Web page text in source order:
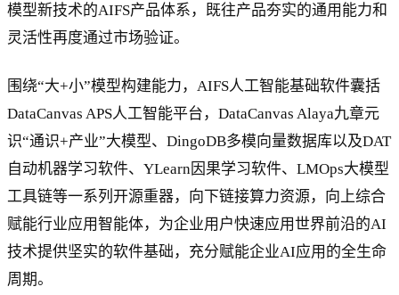
模型新技术的AIFS产品体系，既往产品夯实的通用能力和
灵活性再度通过市场验证。
围绕“大+小”模型构建能力，AIFS人工智能基础软件囊括
DataCanvas APS人工智能平台，DataCanvas Alaya九章元
识“通识+产业”大模型、DingoDB多模向量数据库以及DAT
自动机器学习软件、YLearn因果学习软件、LMOps大模型
工具链等一系列开源重器，向下链接算力资源，向上综合
赋能行业应用智能体，为企业用户快速应用世界前沿的AI
技术提供坚实的软件基础，充分赋能企业AI应用的全生命
周期。